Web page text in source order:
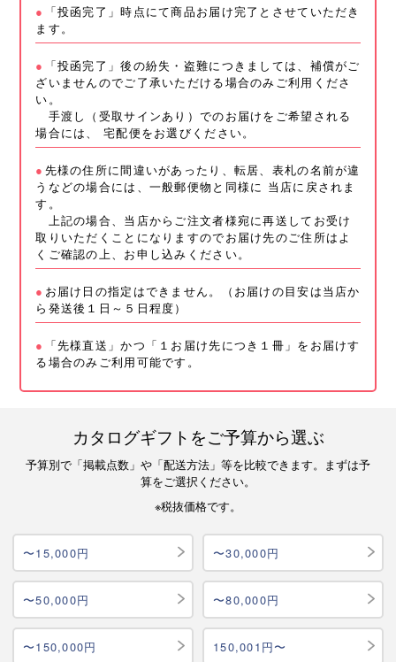
「投函完了」時点にて商品お届け完了とさせていただき
ます。
「投函完了」後の紛失・盗難につきましては、補償がご
ざいませんのでご了承いただける場合のみご利用くださ
い。
手渡し（受取サインあり）でのお届けをご希望される
場合には、 宅配便をお選びください。
先様の住所に間違いがあったり、転居、表札の名前が違
うなどの場合には、一般郵便物と同様に 当店に戻されま
す。
上記の場合、当店からご注文者様宛に再送してお受け
取りいただくことになりますのでお届け先のご住所はよ
くご確認の上、お申し込みください。
お届け日の指定はできません。（お届けの目安は当店か
ら発送後１日～５日程度）
「先様直送」かつ「１お届け先につき１冊」をお届けす
る場合のみご利用可能です。
カタログギフトをご予算から選ぶ
予算別で「掲載点数」や「配送方法」等を比較できます。まずは予
算をご選択ください。
※税抜価格です。
〜15,000円 〜30,000円
〜50,000円 〜80,000円
〜150,000円 150,001円〜